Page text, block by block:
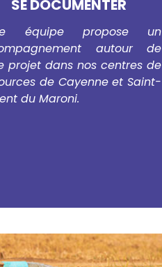
SE DOCUMENTER
équipe propose un
autour de
projet dans nos centres de
de Cayenne et Saint-
du Maroni.